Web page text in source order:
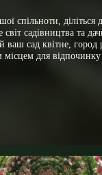
спільноти, діліться
світ садівництва та
ваш сад квітне, город
для відпочинку